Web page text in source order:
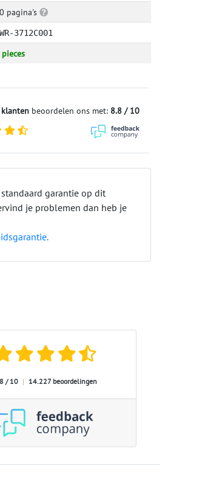
pagina's
3712C001
beoordelen ons met: 8.8 / 10
garantie op dit
je problemen dan heb je
/ 10 | 14.227 beoordelingen